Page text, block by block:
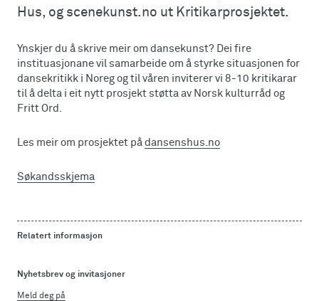
Hus, og scenekunst.no ut Kritikarprosjektet.
Ynskjer du å skrive meir om dansekunst? Dei fire
instituasjonane vil samarbeide om å styrke situasjonen for
dansekritikk i Noreg og til våren inviterer vi 8-10 kritikarar
til å delta i eit nytt prosjekt støtta av Norsk kulturråd og
Fritt Ord.
Les meir om prosjektet på dansenshus.no
Søkandsskjema
Relatert informasjon
Nyhetsbrev og invitasjoner
Meld deg på